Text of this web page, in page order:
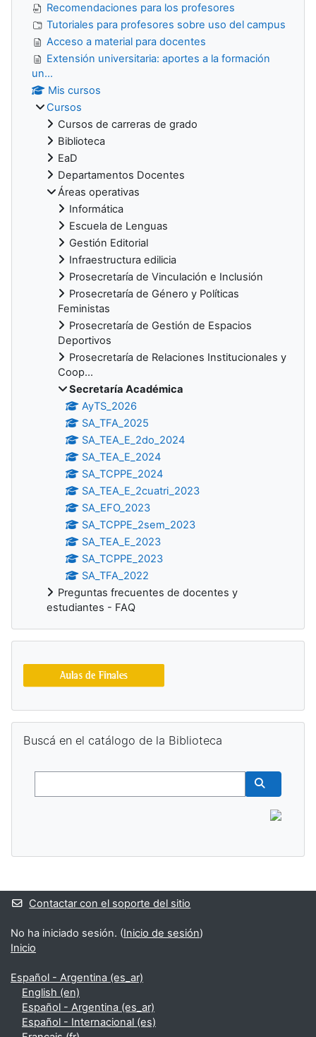
Recomendaciones para los profesores
Tutoriales para profesores sobre uso del campus
Acceso a material para docentes
Extensión universitaria: aportes a la formación
un...
Mis cursos
Cursos
Cursos de carreras de grado
Biblioteca
EaD
Departamentos Docentes
Áreas operativas
Informática
Escuela de Lenguas
Gestión Editorial
Infraestructura edilicia
Prosecretaría de Vinculación e Inclusión
Prosecretaría de Género y Políticas
Feministas
Prosecretaría de Gestión de Espacios
Deportivos
Prosecretaría de Relaciones Institucionales y
Coop...
Secretaría Académica
AyTS_2026
SA_TFA_2025
SA_TEA_E_2do_2024
SA_TEA_E_2024
SA_TCPPE_2024
SA_TEA_E_2cuatri_2023
SA_EFO_2023
SA_TCPPE_2sem_2023
SA_TEA_E_2023
SA_TCPPE_2023
SA_TFA_2022
Preguntas frecuentes de docentes y
estudiantes - FAQ
Buscá en el catálogo de la Biblioteca
Buscar
Bloques suplementarios
Contactar con el soporte del sitio
No ha iniciado sesión. (Inicio de sesión)
Inicio
Español - Argentina ‎(es_ar)‎
English ‎(en)‎
Español - Argentina ‎(es_ar)‎
Español - Internacional ‎(es)‎